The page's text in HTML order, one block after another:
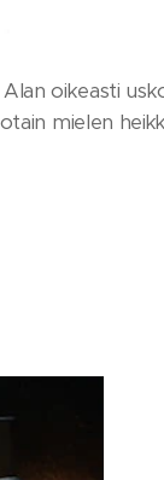
oikeasti
mielen